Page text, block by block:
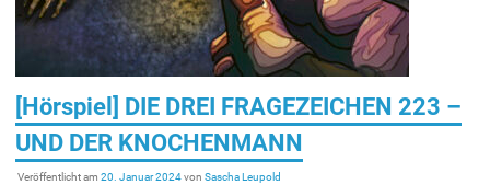
[Hörspiel] DIE DREI FRAGEZEICHEN 223 –
UND DER KNOCHENMANN
Veröffentlicht am20. Januar 2024vonSascha Leupold